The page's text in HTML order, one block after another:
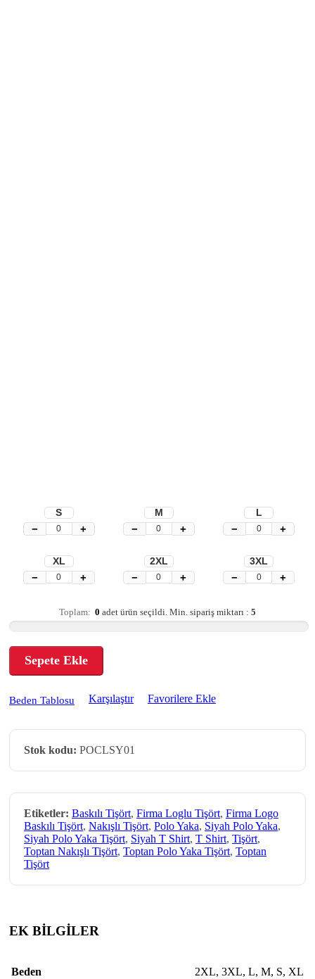
S
− +
M
− +
L
− +
XL
− +
2XL
− +
3XL
− +
Toplam: 0 adet ürün seçildi. Min. sipariş miktarı : 5
Sepete Ekle
Beden Tablosu Karşılaştır Favorilere Ekle
Stok kodu: POCLSY01
Etiketler: Baskılı Tişört, Firma Loglu Tişört, Firma Logo
Baskılı Tişört, Nakışlı Tişört, Polo Yaka, Siyah Polo Yaka,
Siyah Polo Yaka Tişört, Siyah T Shirt, T Shirt, Tişört,
Toptan Nakışlı Tişört, Toptan Polo Yaka Tişört, Toptan
Tişört
EK BİLGİLER
Beden 2XL, 3XL, L, M, S, XL